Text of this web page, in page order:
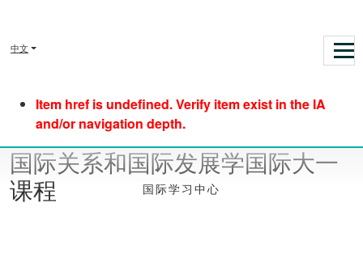
中文
Item href is undefined. Verify item exist in the IA
and/or navigation depth.
国际学习中心
国际关系和国际发展学国际大一
课程